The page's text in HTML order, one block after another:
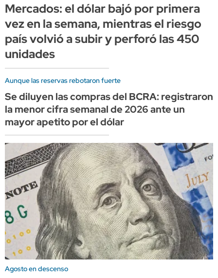
Mercados: el dólar bajó por primera
vez en la semana, mientras el riesgo
país volvió a subir y perforó las 450
unidades
Aunque las reservas rebotaron fuerte
Se diluyen las compras del BCRA: registraron
la menor cifra semanal de 2026 ante un
mayor apetito por el dólar
Agosto en descenso